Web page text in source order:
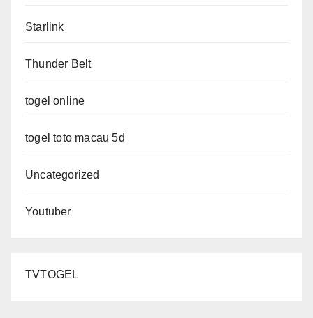
Starlink
Thunder Belt
togel online
togel toto macau 5d
Uncategorized
Youtuber
TVTOGEL